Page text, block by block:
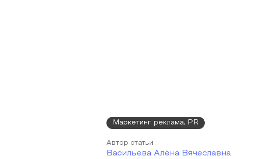
Маркетинг, реклама, PR
Автор статьи
Васильева Алёна Вячеславна